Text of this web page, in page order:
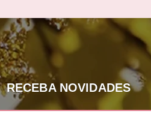
RECEBA NOVIDADES